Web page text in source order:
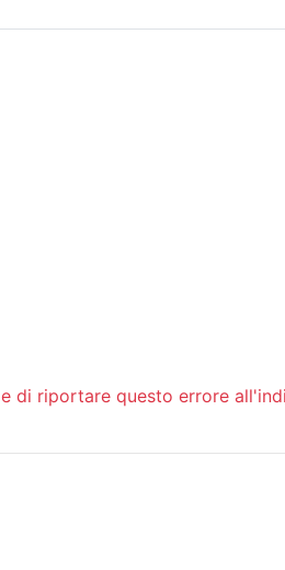
di riportare questo errore